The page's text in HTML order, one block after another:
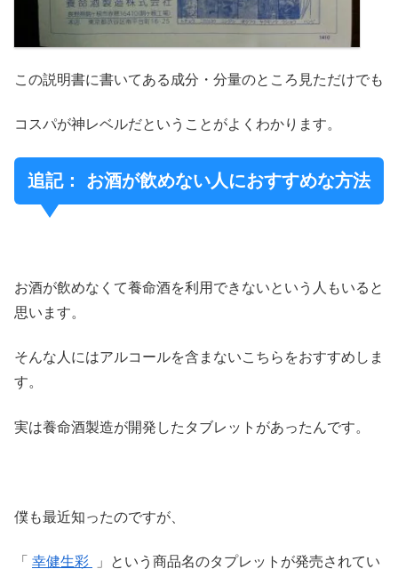
この説明書に書いてある成分・分量のところ見ただけでも
コスパが神レベルだということがよくわかります。
追記： お酒が飲めない人におすすめな方法
お酒が飲めなくて養命酒を利用できないという人もいると
思います。
そんな人にはアルコールを含まないこちらをおすすめしま
す。
実は養命酒製造が開発したタブレットがあったんです。
僕も最近知ったのですが、
「 幸健生彩
」という商品名のタプレットが発売されてい